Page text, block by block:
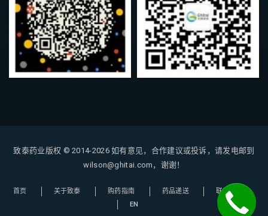
致泰药业版权 © 2014-2026如有意见，合作建议或投诉，请发电邮到
wilson@ghitai.com，谢谢！
首页 关于致泰 购药指南 药品递送
联系我们
EN